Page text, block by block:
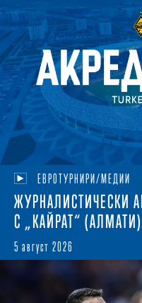
ЕВРОТУРНИРИ/МЕДИИ
ЖУРНАЛИСТИЧЕСКИ
С „КАЙРАТ“ (АЛМАТИ)
5 август 2026